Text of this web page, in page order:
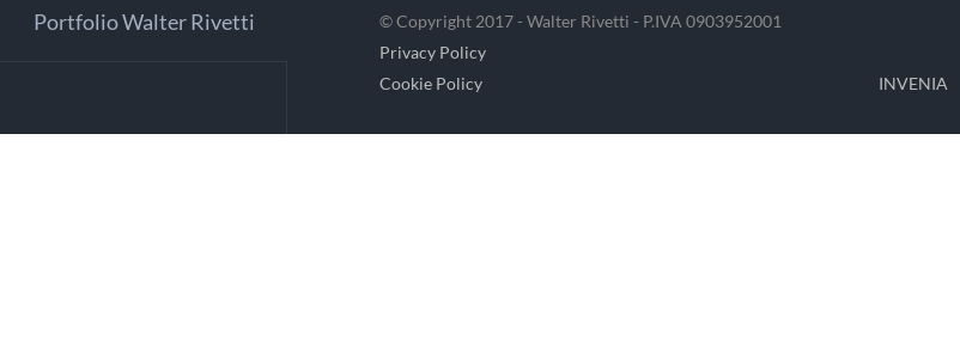
Portfolio Walter Rivetti
© Copyright 2017 - Walter Rivetti - P.IVA 0903952001
Privacy Policy
Cookie Policy
INVENIA